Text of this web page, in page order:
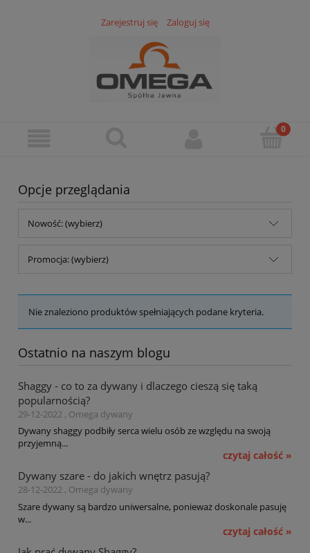
Zarejestruj się Zaloguj się
Opcje przeglądania
Nowość: (wybierz)
Promocja: (wybierz)
Nie znaleziono produktów spełniających podane kryteria.
Ostatnio na naszym blogu
Shaggy - co to za dywany i dlaczego cieszą się taką
popularnością?
29-12-2022 , Omega dywany
Dywany shaggy podbiły serca wielu osób ze względu na swoją
przyjemną...
czytaj całość »
Dywany szare - do jakich wnętrz pasują?
28-12-2022 , Omega dywany
Szare dywany są bardzo uniwersalne, ponieważ doskonale pasuję
w...
czytaj całość »